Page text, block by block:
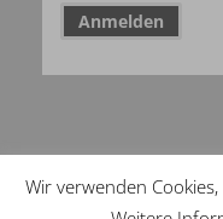
Copyright Menzli
Wir verwenden